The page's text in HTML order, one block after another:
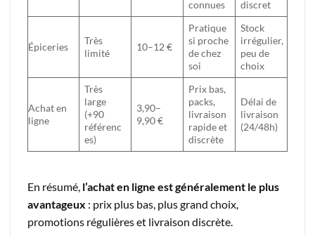
connues
discret
Épiceries
Très
limité
10–12 €
Pratique
si proche
de chez
soi
Stock
irrégulier,
peu de
choix
Achat en
ligne
Très
large
(+90
référenc
es)
3,90–
9,90 €
Prix bas,
packs,
livraison
rapide et
discrète
Délai de
livraison
(24/48h)
En résumé, l’achat en ligne est généralement le plus
avantageux : prix plus bas, plus grand choix,
promotions régulières et livraison discrète.